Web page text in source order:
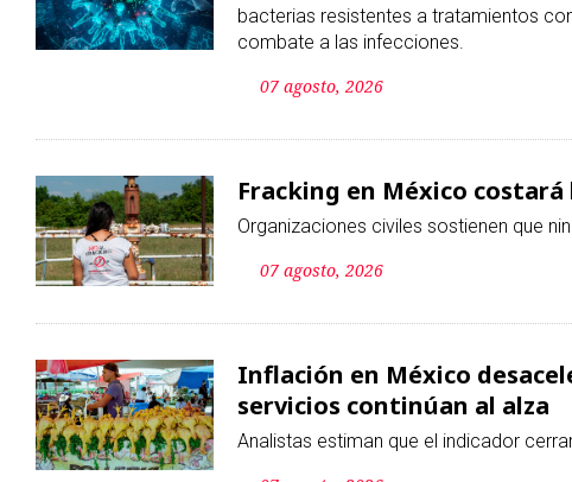
Fracking en México
Inflación en México
servicios continúan al alza
Analistas estiman que el indicador
07 agosto, 2026
Sólo 17.8 % de las
jornada laboral: Kelly